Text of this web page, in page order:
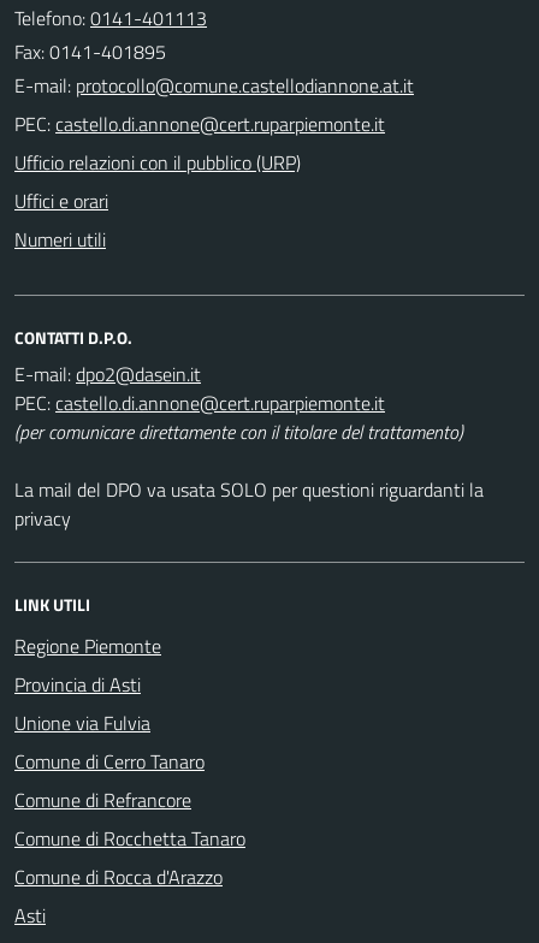
Telefono:0141-401113
Fax: 0141-401895
E-mail:
PEC:
Ufficio relazioni con il pubblico (URP)
Uffici e orari
Numeri utili
CONTATTI D.P.O.
E-mail:
PEC:
(per comunicare direttamente con il titolare del trattamento)
La mail del DPO va usata SOLO per questioni riguardanti la
privacy
LINK UTILI
Regione Piemonte
Provincia di Asti
Unione via Fulvia
Comune di Cerro Tanaro
Comune di Refrancore
Comune di Rocchetta Tanaro
Comune di Rocca d'Arazzo
Asti